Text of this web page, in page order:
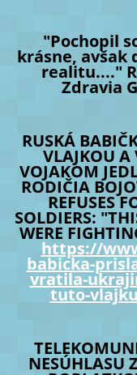
"Pochopil
krásne, avšak
realitu...."
Zdravia
RUSKÁ
VLAJKOU A
VOJAKOM
RODIČIA
REFUSES
SOLDIERS:
WERE
https://
babicka-
vratila-
tuto-
NESÚHLASU